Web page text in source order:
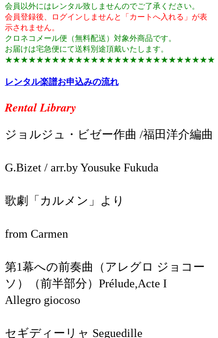
会員以外にはレンタル致しませんのでご了承ください。
会員登録後、ログインしませんと「カートへ入れる」が表
示されません。
クロネコメール便（無料配送）対象外商品です。
お届けは宅急便にて送料別途頂戴いたします。
★★★★★★★★★★★★★★★★★★★★★★★★★★★
レンタル楽譜お申込みの流れ
Rental Library
ジョルジュ・ビゼー作曲 /福田洋介編曲
G.Bizet / arr.by Yousuke Fukuda
歌劇「カルメン」より
from Carmen
第1幕への前奏曲（アレグロ ジョコー
ソ）（前半部分）Prélude,Acte I
Allegro giocoso
セギディーリャ Seguedille